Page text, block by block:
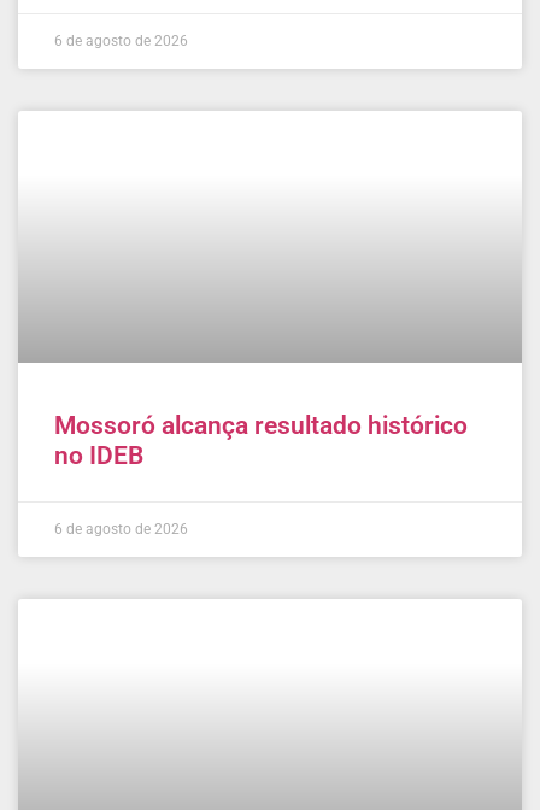
6 de agosto de 2026
Mossoró alcança resultado histórico
no IDEB
6 de agosto de 2026